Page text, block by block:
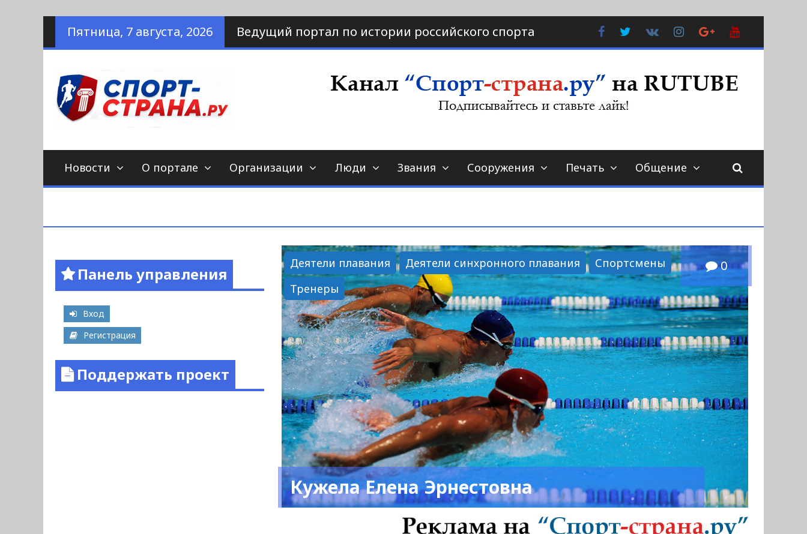
НаверхПятница, 7 августа, 2026 Ведущий портал по истории российского спорта FacebookTwitter
Контакте
Instagram
Google
Plus
Спорт-страна.ру
портал по истории спорта
Новости О портале Организации Люди Звания Сооружения Печать Общение
Деятели плавания Деятели синхронного плавания
Спортсмены
Тренеры
0
Кужела Елена Эрнестовна
Панель управления
Вход
Регистрация
Поддержать проект